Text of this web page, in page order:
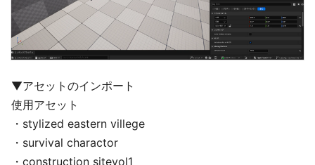
▼アセットのインポート
使用アセット
・stylized eastern villege
・survival charactor
・construction sitevol1